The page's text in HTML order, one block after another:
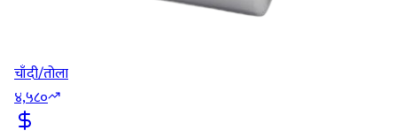
चाँदी/तोला
४,५८०